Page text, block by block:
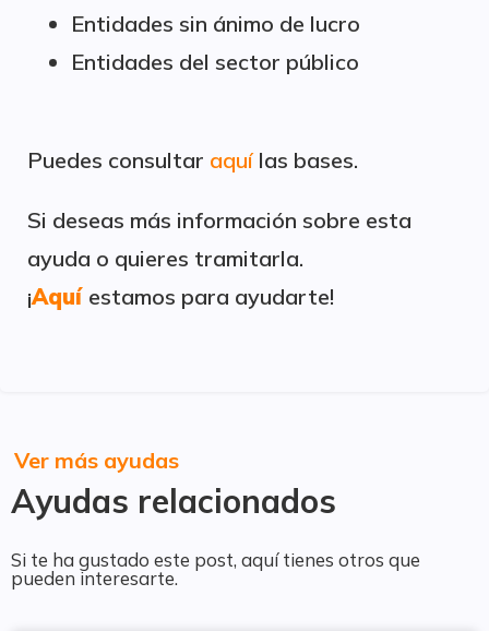
Entidades sin ánimo de lucro
Entidades del sector público
Puedes consultar aquílas bases.
Si deseas más información sobre esta
ayuda o quieres tramitarla.
¡Aquí estamos para ayudarte!
Ayudas relacionados
Ver más ayudas
Si te ha gustado este post, aquí tienes otros que
pueden interesarte.